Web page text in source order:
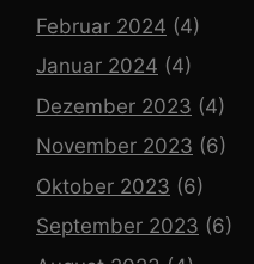
Februar 2024 (4)
Januar 2024 (4)
Dezember 2023 (4)
November 2023 (6)
Oktober 2023 (6)
September 2023 (6)